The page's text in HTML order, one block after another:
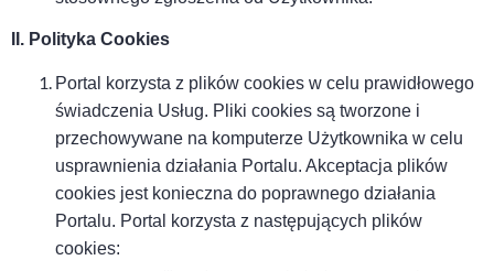
II. Polityka Cookies
Portal korzysta z plików cookies w celu prawidłowego
świadczenia Usług. Pliki cookies są tworzone i
przechowywane na komputerze Użytkownika w celu
usprawnienia działania Portalu. Akceptacja plików
cookies jest konieczna do poprawnego działania
Portalu. Portal korzysta z następujących plików
cookies: